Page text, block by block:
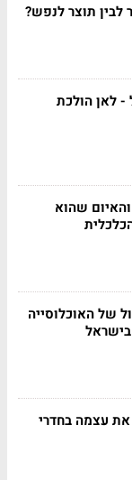
לבין תוצר לנפש?
- לאן הולכת
שהוא
של האוכלוסייה
עצמה בחדרי